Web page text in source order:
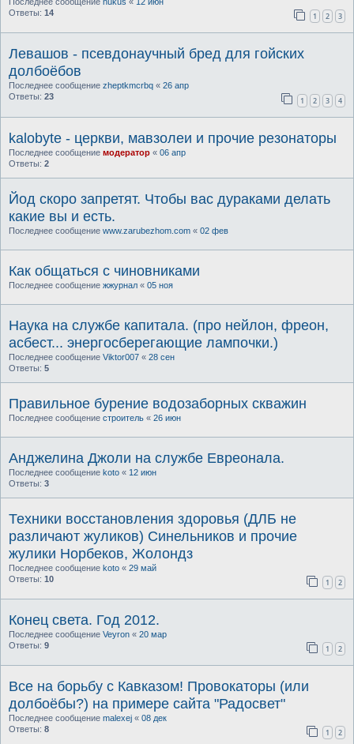
Ответы: 14 1 2 3
Левашов - псевдонаучный бред для гойских
долбоёбов
Последнее сообщение zheptkmcrbq « 26 апр
Ответы: 23 1 2 3 4
kalobyte - церкви, мавзолеи и прочие резонаторы
Последнее сообщение модератор « 06 апр
Ответы: 2
Йод скоро запретят. Чтобы вас дураками делать
какие вы и есть.
Последнее сообщение www.zarubezhom.com « 02 фев
Как общаться с чиновниками
Последнее сообщение жжурнал « 05 ноя
Наука на службе капитала. (про нейлон, фреон,
асбест... энергосберегающие лампочки.)
Последнее сообщение Viktor007 « 28 сен
Ответы: 5
Правильное бурение водозаборных скважин
Последнее сообщение строитель « 26 июн
Анджелина Джоли на службе Евреонала.
Последнее сообщение koto « 12 июн
Ответы: 3
Техники восстановления здоровья (ДЛБ не
различают жуликов) Синельников и прочие
жулики Норбеков, Жолондз
Последнее сообщение koto « 29 май
Ответы: 10 1 2
Конец света. Год 2012.
Последнее сообщение Veyron « 20 мар
Ответы: 9 1 2
Все на борьбу с Кавказом! Провокаторы (или
долбоёбы?) на примере сайта "Радосвет"
Последнее сообщение malexej « 08 дек
Ответы: 8 1 2